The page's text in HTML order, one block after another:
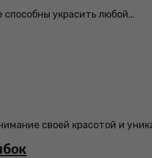
способны украсить любой…
своей красотой и